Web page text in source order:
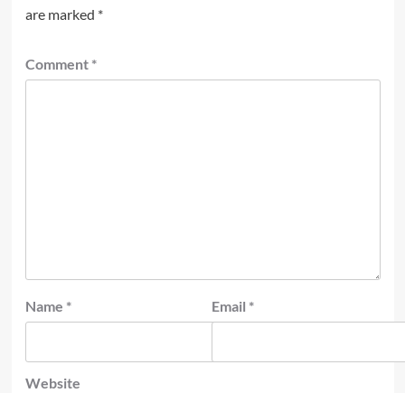
are marked *
Comment *
Name * Email *
Website